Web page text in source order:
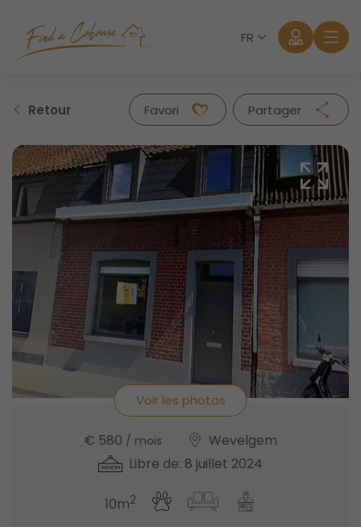
FR
Se connecter
Mot de passe oublié?
Retour Favori
Partager
Facebook
Twitter
Whatsapp
Mail
Voir les photos
€ 580 / mois
Wevelgem
Libre de: 8 juillet 2024
10m2